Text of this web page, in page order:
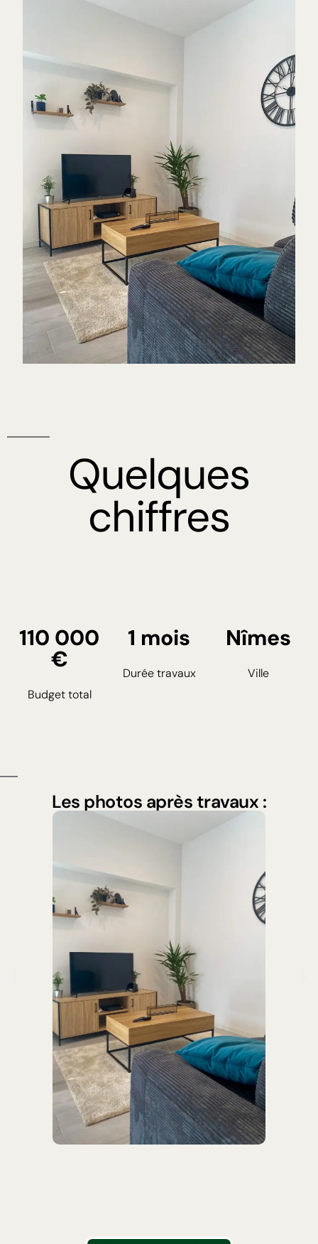
Quelques
chiffres
110 000
€
Budget total
1 mois
Durée travaux
Nîmes
Ville
Les photos après travaux :